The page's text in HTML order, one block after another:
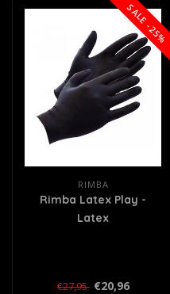
SALE -25%
RIMBA
Rimba Latex Play -
Latex
€27,95 €20,96